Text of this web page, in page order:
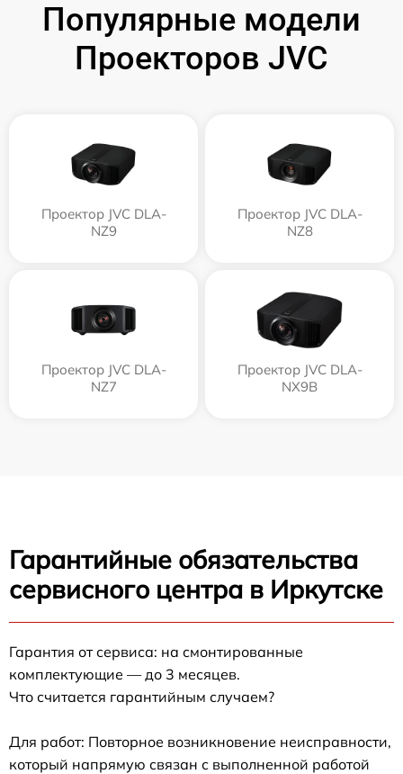
Популярные модели
Проекторов JVC
Проектор JVC DLA-
NZ9
Проектор JVC DLA-
NZ8
Проектор JVC DLA-
NZ7
Проектор JVC DLA-
NX9B
Гарантийные обязательства
сервисного центра в Иркутске
Гарантия от сервиса: на смонтированные
комплектующие — до 3 месяцев.
Что считается гарантийным случаем?
Для работ: Повторное возникновение неисправности,
который напрямую связан с выполненной работой